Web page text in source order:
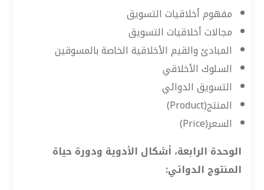
مفهوم أخلاقيات التسويق
مجالات أخلاقيات التسويق
المبادئ والقيم الأخلاقية الخاصة بالمسوقين
السلوك الأخلاقي
التسويق الدوائي
المنتج(Product)
السعر(Price)
الوحدة الرابعة، أشكال الأدوية ودورة حياة
المنتوج الدوائي: